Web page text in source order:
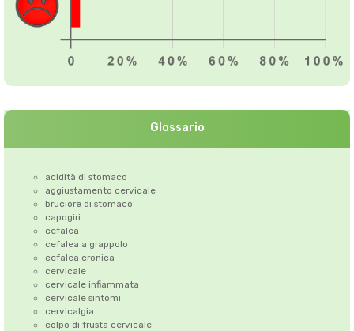
Glossario
acidità di stomaco
aggiustamento cervicale
bruciore di stomaco
capogiri
cefalea
cefalea a grappolo
cefalea cronica
cervicale
cervicale infiammata
cervicale sintomi
cervicalgia
colpo di frusta cervicale